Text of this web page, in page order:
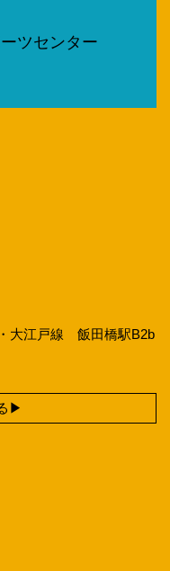
ツセンター
大江戸線 飯田橋駅B2b